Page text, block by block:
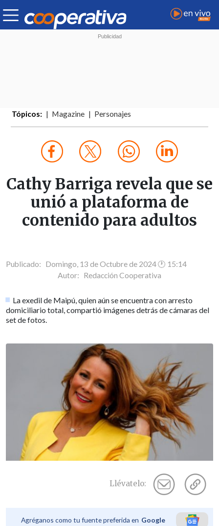
Tópicos: Magazine Personajes
Cathy Barriga revela que se
unió a plataforma de
contenido para adultos
Publicado: Domingo, 13 de Octubre de 2024 🕐 15:14
Autor: Redacción Cooperativa
La exedil de Maipú, quien aún se encuentra con arresto
domiciliario total, compartió imágenes detrás de cámaras del
set de fotos.
Llévatelo:
Agréganos como tu fuente preferida en Google